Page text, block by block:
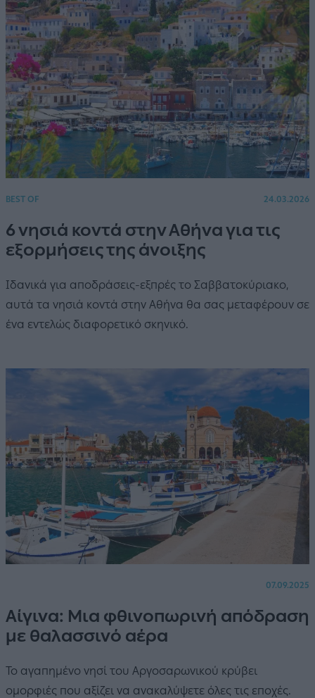
BEST OF 24.03.2026
6 νησιά κοντά στην Αθήνα για τις
εξορμήσεις της άνοιξης
Ιδανικά για αποδράσεις-εξπρές το Σαββατοκύριακο,
αυτά τα νησιά κοντά στην Αθήνα θα σας μεταφέρουν σε
ένα εντελώς διαφορετικό σκηνικό.
07.09.2025
Αίγινα: Μια φθινοπωρινή απόδραση
με θαλασσινό αέρα
Το αγαπημένο νησί του Αργοσαρωνικού κρύβει
ομορφιές που αξίζει να ανακαλύψετε όλες τις εποχές.